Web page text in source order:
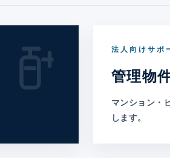
法人向けサポ
管理物
マンション・
します。